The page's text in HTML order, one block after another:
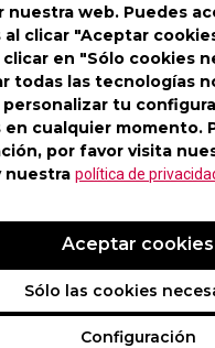
nuestra web. Puedes
al clicar "Aceptar
en "Sólo cookies
todas las tecnologías
personalizar tu
en cualquier momento.
por favor visita
nuestra política de
Configuración
Sólo las cookies
Aceptar cookies
SE